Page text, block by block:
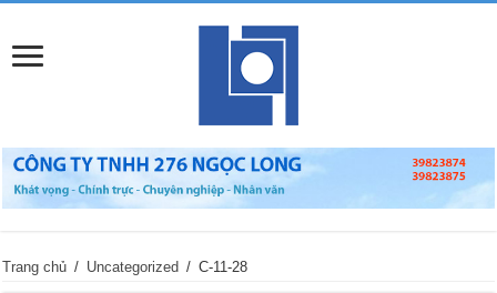
Trang chủ / Uncategorized / C-11-28